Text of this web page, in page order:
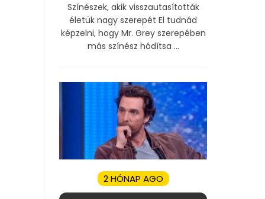
Színészek, akik visszautasították
életük nagy szerepét El tudnád
képzelni, hogy Mr. Grey szerepében
más színész hódítsa ...
2 HÓNAP AGO